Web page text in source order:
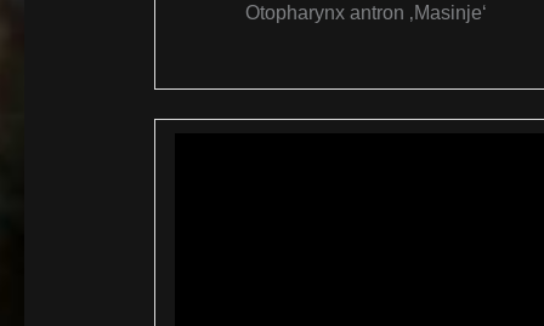
Otopharynx antron ‚Masinje‘